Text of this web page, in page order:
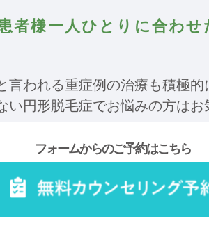
者様一人ひとりに合わせ
言われる重症例の治療も積極的
い円形脱毛症でお悩みの方はお
フォームからのご予約はこちら